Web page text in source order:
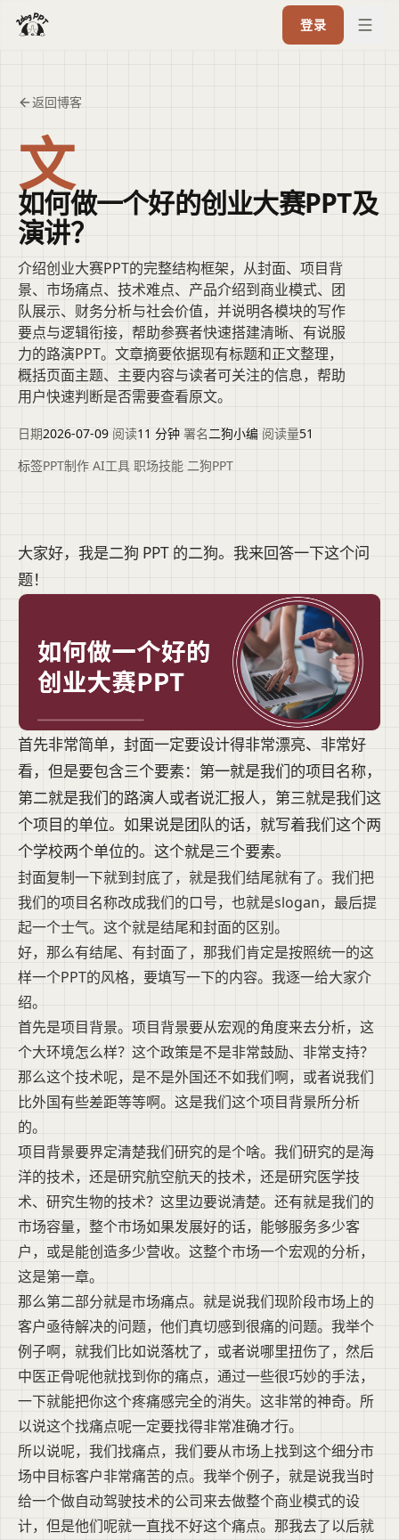
登录
返回博客
文
如何做一个好的创业大赛PPT及
演讲？
介绍创业大赛PPT的完整结构框架，从封面、项目背
景、市场痛点、技术难点、产品介绍到商业模式、团
队展示、财务分析与社会价值，并说明各模块的写作
要点与逻辑衔接，帮助参赛者快速搭建清晰、有说服
力的路演PPT。文章摘要依据现有标题和正文整理，
概括页面主题、主要内容与读者可关注的信息，帮助
用户快速判断是否需要查看原文。
日期2026-07-09 阅读11 分钟 署名二狗小编 阅读量51
标签PPT制作 AI工具 职场技能 二狗PPT
大家好，我是二狗 PPT 的二狗。我来回答一下这个问
题！
首先非常简单，封面一定要设计得非常漂亮、非常好
看，但是要包含三个要素：第一就是我们的项目名称，
第二就是我们的路演人或者说汇报人，第三就是我们这
个项目的单位。如果说是团队的话，就写着我们这个两
个学校两个单位的。这个就是三个要素。
封面复制一下就到封底了，就是我们结尾就有了。我们把
我们的项目名称改成我们的口号，也就是slogan，最后提
起一个士气。这个就是结尾和封面的区别。
好，那么有结尾、有封面了，那我们肯定是按照统一的这
样一个PPT的风格，要填写一下的内容。我逐一给大家介
绍。
首先是项目背景。项目背景要从宏观的角度来去分析，这
个大环境怎么样？这个政策是不是非常鼓励、非常支持？
那么这个技术呢，是不是外国还不如我们啊，或者说我们
比外国有些差距等等啊。这是我们这个项目背景所分析
的。
项目背景要界定清楚我们研究的是个啥。我们研究的是海
洋的技术，还是研究航空航天的技术，还是研究医学技
术、研究生物的技术？这里边要说清楚。还有就是我们的
市场容量，整个市场如果发展好的话，能够服务多少客
户，或是能创造多少营收。这整个市场一个宏观的分析，
这是第一章。
那么第二部分就是市场痛点。就是说我们现阶段市场上的
客户亟待解决的问题，他们真切感到很痛的问题。我举个
例子啊，就我们比如说落枕了，或者说哪里扭伤了，然后
中医正骨呢他就找到你的痛点，通过一些很巧妙的手法，
一下就能把你这个疼痛感完全的消失。这非常的神奇。所
以说这个找痛点呢一定要找得非常准确才行。
所以说呢，我们找痛点，我们要从市场上找到这个细分市
场中目标客户非常痛苦的点。我举个例子，就是说我当时
给一个做自动驾驶技术的公司来去做整个商业模式的设
计，但是他们呢就一直找不好这个痛点。那我去了以后就